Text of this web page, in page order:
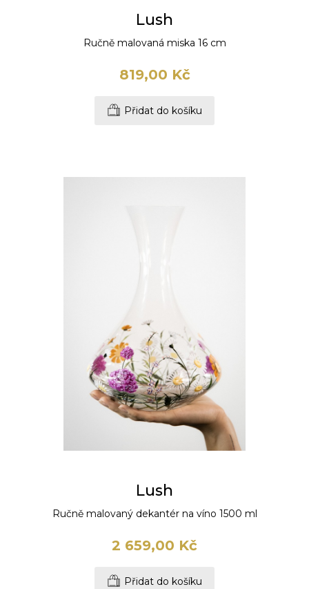
Lush
Ručně malovaná miska 16 cm
819,00 Kč
Přidat do košíku
Lush
Ručně malovaný dekantér na víno 1500 ml
2 659,00 Kč
Přidat do košíku